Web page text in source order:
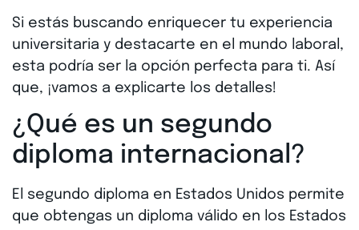
Si estás buscando enriquecer tu experiencia
universitaria y destacarte en el mundo laboral,
esta podría ser la opción perfecta para ti. Así
que, ¡vamos a explicarte los detalles!
¿Qué es un segundo
diploma internacional?
El segundo diploma en Estados Unidos permite
que obtengas un diploma válido en los Estados